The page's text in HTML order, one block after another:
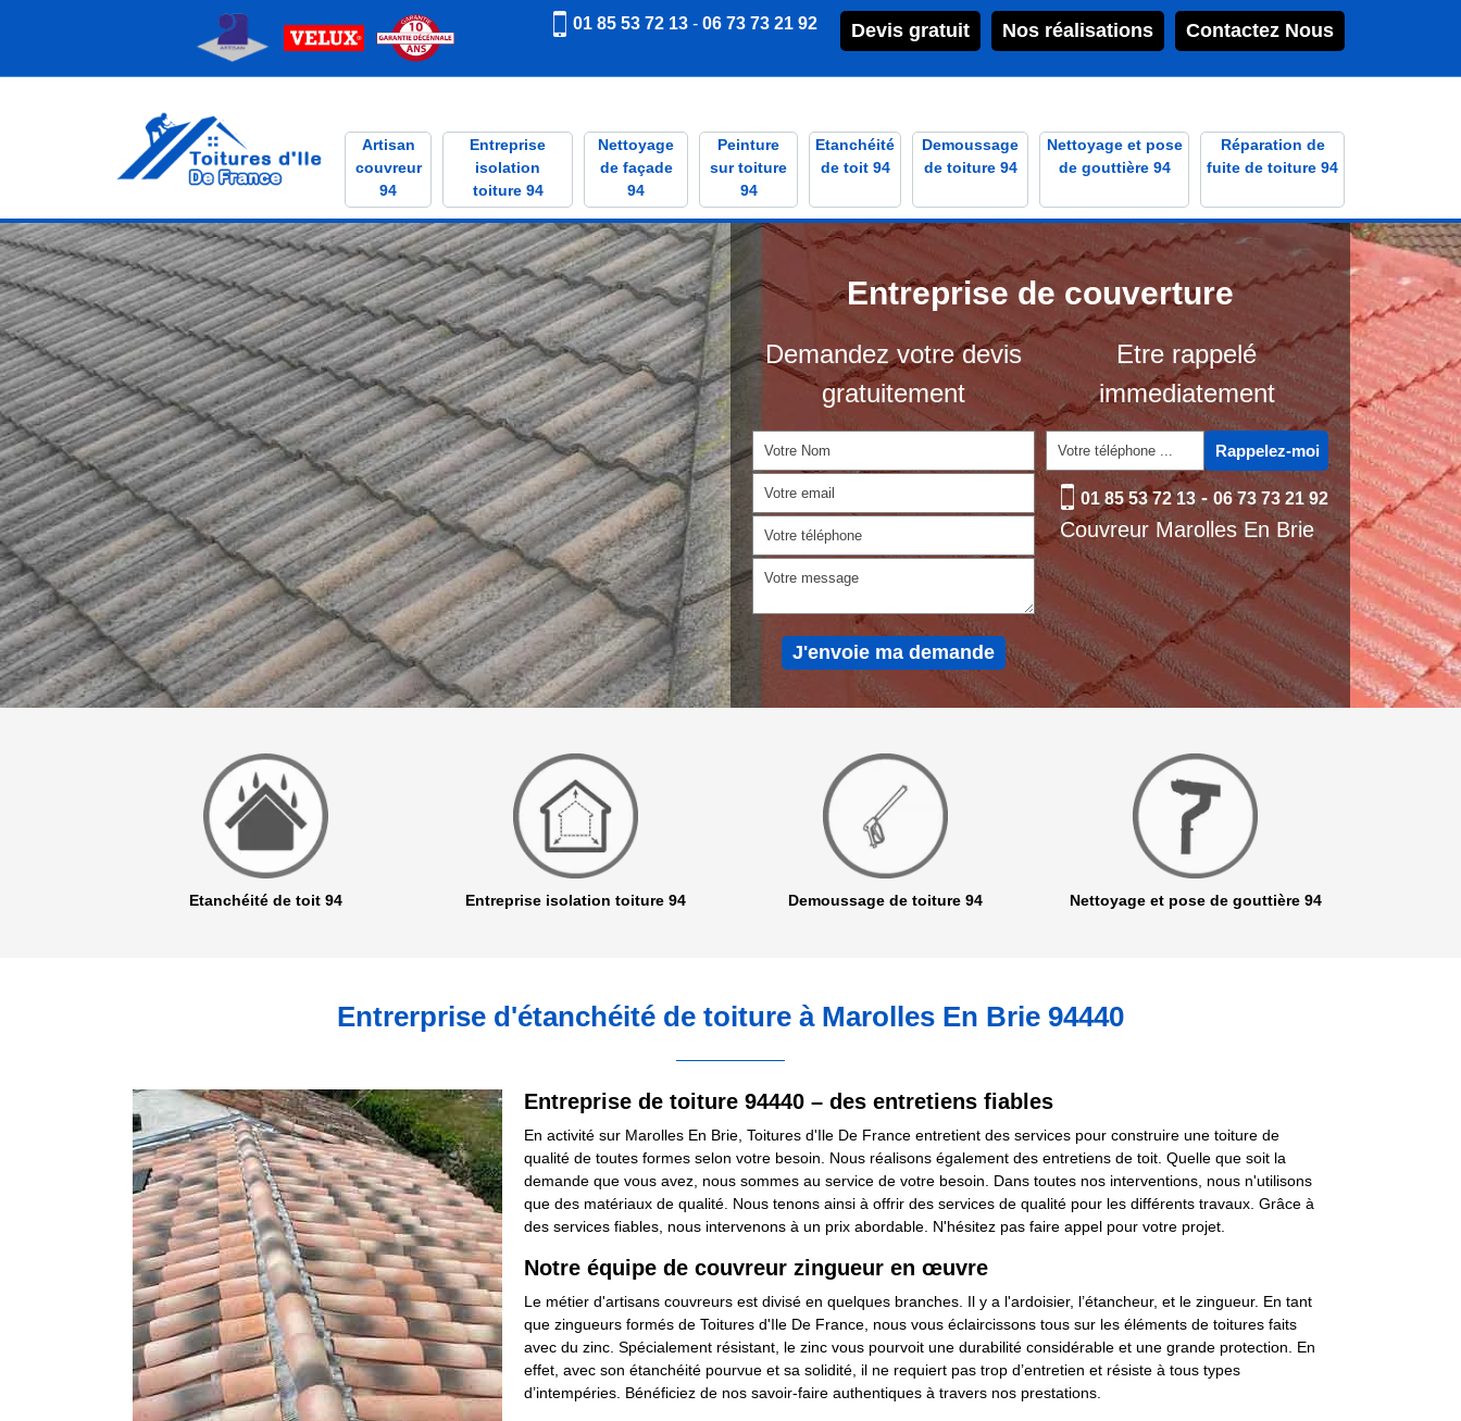
Devis gratuit Nos réalisations Contactez Nous
01 85 53 72 13 - 06 73 73 21 92
Artisan
couvreur
94
Entreprise
isolation
toiture 94
Nettoyage
de façade
94
Peinture
sur toiture
94
Etanchéité
de toit 94
Demoussage
de toiture 94
Nettoyage et pose
de gouttière 94
Réparation de
fuite de toiture 94
Entreprise de couverture
Demandez votre devis
gratuitement
Etre rappelé
immediatement
01 85 53 72 13- 06 73 73 21 92
Couvreur Marolles En Brie
Etanchéité de toit 94 Entreprise isolation toiture 94 Demoussage de toiture 94 Nettoyage et pose de gouttière 94
Entrerprise d'étanchéité de toiture à Marolles En Brie 94440
Entreprise de toiture 94440 – des entretiens fiables
En activité sur Marolles En Brie, Toitures d'Ile De France entretient des services pour construire une toiture de
qualité de toutes formes selon votre besoin. Nous réalisons également des entretiens de toit. Quelle que soit la
demande que vous avez, nous sommes au service de votre besoin. Dans toutes nos interventions, nous n'utilisons
que des matériaux de qualité. Nous tenons ainsi à offrir des services de qualité pour les différents travaux. Grâce à
des services fiables, nous intervenons à un prix abordable. N'hésitez pas faire appel pour votre projet.
Notre équipe de couvreur zingueur en œuvre
Le métier d'artisans couvreurs est divisé en quelques branches. Il y a l'ardoisier, l’étancheur, et le zingueur. En tant
que zingueurs formés de Toitures d'Ile De France, nous vous éclaircissons tous sur les éléments de toitures faits
avec du zinc. Spécialement résistant, le zinc vous pourvoit une durabilité considérable et une grande protection. En
effet, avec son étanchéité pourvue et sa solidité, il ne requiert pas trop d’entretien et résiste à tous types
d’intempéries. Bénéficiez de nos savoir-faire authentiques à travers nos prestations.